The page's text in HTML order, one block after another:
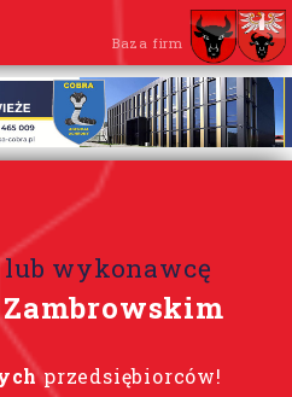
Baza firm
wykonawcę
przedsiębiorców!